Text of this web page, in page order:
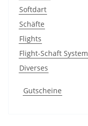
Softdart
Schäfte
Flights
Flight-Schaft System
Diverses
Gutscheine